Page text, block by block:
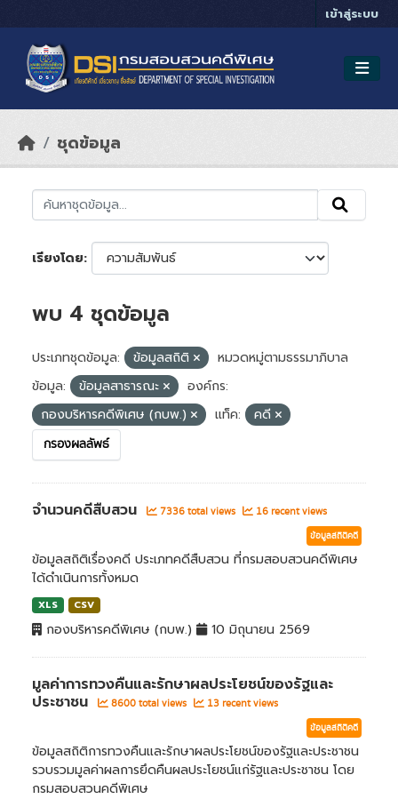
เข้าสู่ระบบ
ชุดข้อมูล
เรียงโดย
พบ 4 ชุดข้อมูล
ประเภทชุดข้อมูล: ข้อมูลสถิติ
หมวดหมู่ตามธรรมาภิบาล
ข้อมูล:
ข้อมูลสาธารณะ
องค์กร:
กองบริหารคดีพิเศษ (กบพ.)
แท็ค: คดี
กรองผลลัพธ์
จำนวนคดีสืบสวน 7336 total views 16 recent views
ข้อมูลสถิติคดี
ข้อมูลสถิติเรื่องคดี ประเภทคดีสืบสวน ที่กรมสอบสวนคดีพิเศษ
ได้ดำเนินการทั้งหมด
XLS CSV
กองบริหารคดีพิเศษ (กบพ.) 10 มิถุนายน 2569
มูลค่าการทวงคืนและรักษาผลประโยชน์ของรัฐและ
ประชาชน
8600 total views 13 recent views
ข้อมูลสถิติคดี
ข้อมูลสถิติการทวงคืนและรักษาผลประโยชน์ของรัฐและประชาชน
รวบรวมมูลค่าผลการยึดคืนผลประโยชน์แก่รัฐและประชาชน โดย
กรมสอบสวนคดีพิเศษ